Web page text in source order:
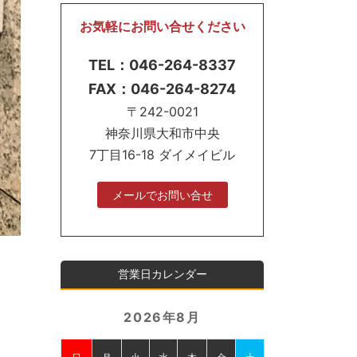
お気軽にお問い合せください
TEL：046-264-8337
FAX：046-264-8274
〒242-0021
神奈川県大和市中央
7丁目16-18 ダイメイビル
メールでお問い合せ
営業日カレンダー
2026年8月